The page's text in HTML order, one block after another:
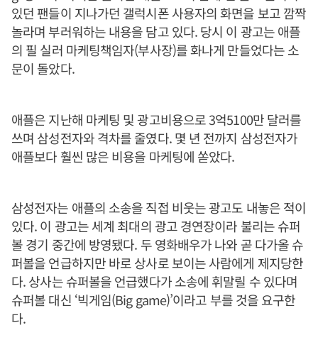
있던 팬들이 지나가던 갤럭시폰 사용자의 화면을 보고 깜짝
놀라며 부러워하는 내용을 담고 있다. 당시 이 광고는 애플
의 필 실러 마케팅책임자(부사장)를 화나게 만들었다는 소
문이 돌았다.
애플은 지난해 마케팅 및 광고비용으로 3억5100만 달러를
쓰며 삼성전자와 격차를 줄였다. 몇 년 전까지 삼성전자가
애플보다 훨씬 많은 비용을 마케팅에 쏟았다.
삼성전자는 애플의 소송을 직접 비웃는 광고도 내놓은 적이
있다. 이 광고는 세계 최대의 광고 경연장이라 불리는 슈퍼
볼 경기 중간에 방영됐다. 두 영화배우가 나와 곧 다가올 슈
퍼볼을 언급하지만 바로 상사로 보이는 사람에게 제지당한
다. 상사는 슈퍼볼을 언급했다가 소송에 휘말릴 수 있다며
슈퍼볼 대신 ‘빅게임(Big game)’이라고 부를 것을 요구한
다.